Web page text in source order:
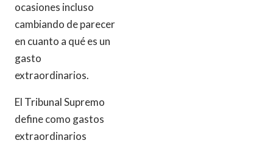
ocasiones incluso
cambiando de parecer
en cuanto a qué es un
gasto
extraordinarios.
El Tribunal Supremo
define como gastos
extraordinarios